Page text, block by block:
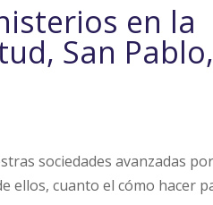
en la
San
sociedades avanzadas
ellos, cuanto el cómo hacer